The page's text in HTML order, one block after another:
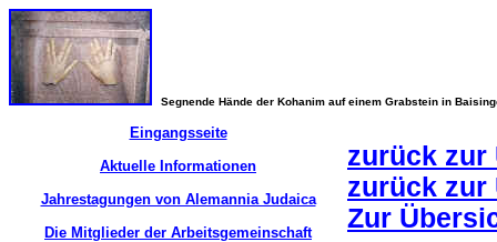
Segnende Hände der Kohanim auf einem Grabstein in
Eingangsseite
Aktuelle Informationen
Jahrestagungen von Alemannia Judaica
Die Mitglieder der Arbeitsgemeinschaft
zurück zur
zurück zur
Zur